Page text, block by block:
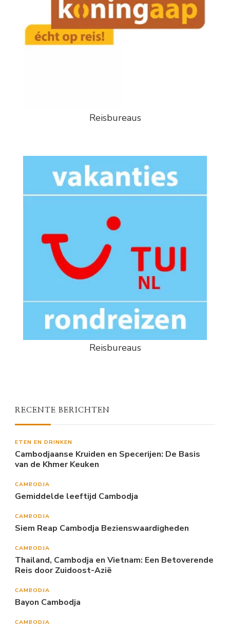
Reisbureaus
Reisbureaus
RECENTE BERICHTEN
ETEN EN DRINKEN
Cambodjaanse Kruiden en Specerijen: De Basis
van de Khmer Keuken
CAMBODJA
Gemiddelde leeftijd Cambodja
CAMBODJA
Siem Reap Cambodja Bezienswaardigheden
CAMBODJA
Thailand, Cambodja en Vietnam: Een Betoverende
Reis door Zuidoost-Azië
CAMBODJA
Bayon Cambodja
CAMBODJA